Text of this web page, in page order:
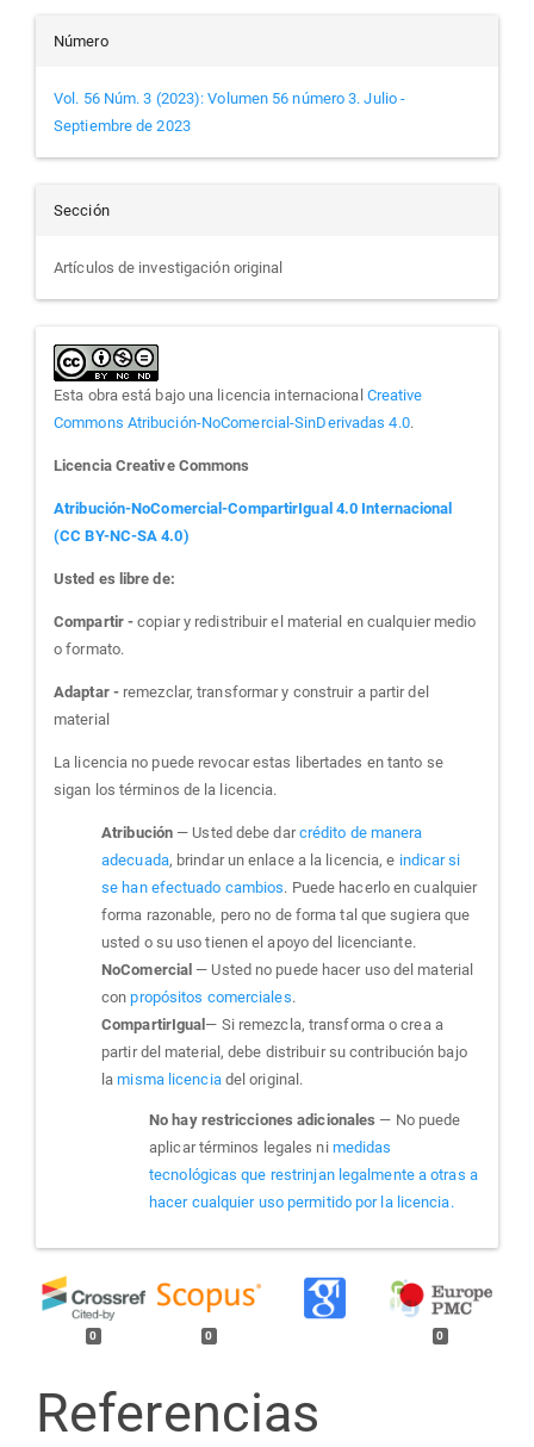
Número
Vol. 56 Núm. 3 (2023): Volumen 56 número 3. Julio -
Septiembre de 2023
Sección
Artículos de investigación original
Esta obra está bajo una licencia internacional Creative
Commons Atribución-NoComercial-SinDerivadas 4.0.
Licencia Creative Commons
Atribución-NoComercial-CompartirIgual 4.0 Internacional
(CC BY-NC-SA 4.0)
Usted es libre de:
Compartir -copiar y redistribuir el material en cualquier medio
o formato.
Adaptar -remezclar, transformar y construir a partir del
material
La licencia no puede revocar estas libertades en tanto se
sigan los términos de la licencia.
Atribución — Usted debe darcrédito de manera
adecuada, brindar un enlace a la licencia, e indicar si
se han efectuado cambios. Puede hacerlo en cualquier
forma razonable, pero no de forma tal que sugiera que
usted o su uso tienen el apoyo del licenciante.
NoComercial — Usted no puede hacer uso del material
conpropósitos comerciales.
CompartirIgual — Si remezcla, transforma o crea a
partir del material, debe distribuir su contribución bajo
lamisma licenciadel original.
No hay restricciones adicionales — No puede
aplicar términos legales ni medidas
tecnológicas que restrinjan legalmente a otras a
hacer cualquier uso permitido por la licencia.
0 0 0
Referencias